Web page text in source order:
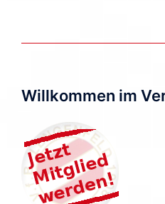
Willkommen im